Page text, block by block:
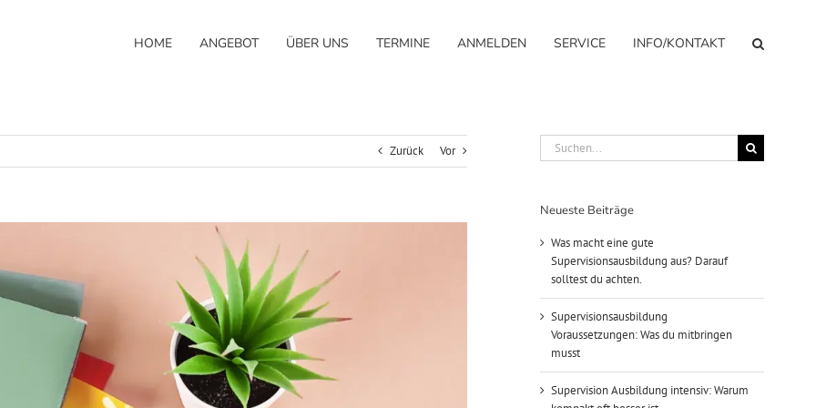
HOME ANGEBOT ÜBER UNS TERMINE ANMELDEN SERVICE INFO/KONTAKT
Zurück Vor
Suche
nach:
Neueste Beiträge
Was macht eine gute
Supervisionsausbildung aus? Darauf
solltest du achten.
Supervisionsausbildung
Voraussetzungen: Was du mitbringen
musst
Supervision Ausbildung intensiv: Warum